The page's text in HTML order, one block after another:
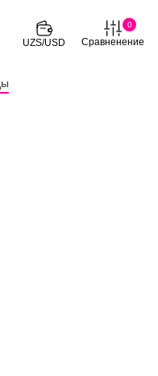
UZS/USD
0
Сравненение